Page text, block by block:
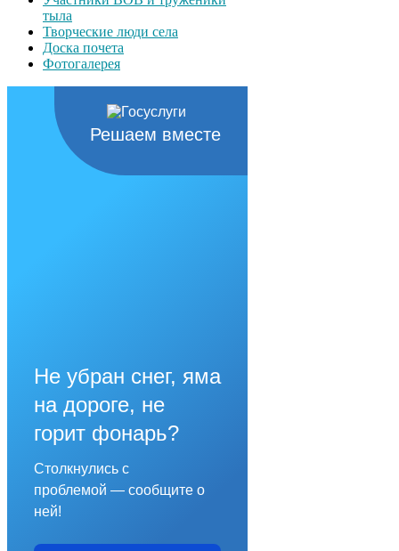
тыла
Творческие люди села
Доска почета
Фотогалерея
Решаем вместе
Не убран снег, яма
на дороге, не
горит фонарь?
Столкнулись с
проблемой — сообщите о
ней!